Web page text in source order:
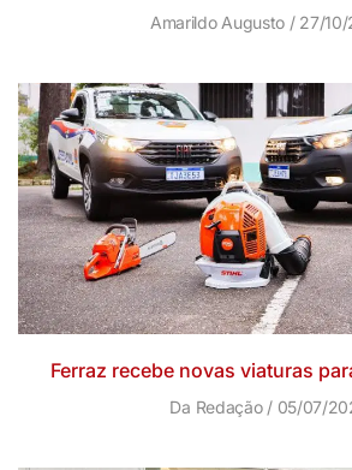
Amarildo Augusto 27/10/
Ferraz recebe novas viaturas
Da Redação 05/07/